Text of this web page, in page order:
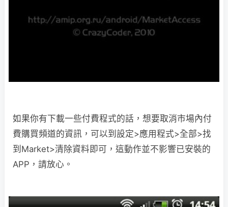
如果你有下載一些付費程式的話，想要取消市場內付
費購買頻道的資訊，可以到設定>應用程式>全部>找
到Market>清除資料即可，這動作並不影響已安裝的
APP，請放心。